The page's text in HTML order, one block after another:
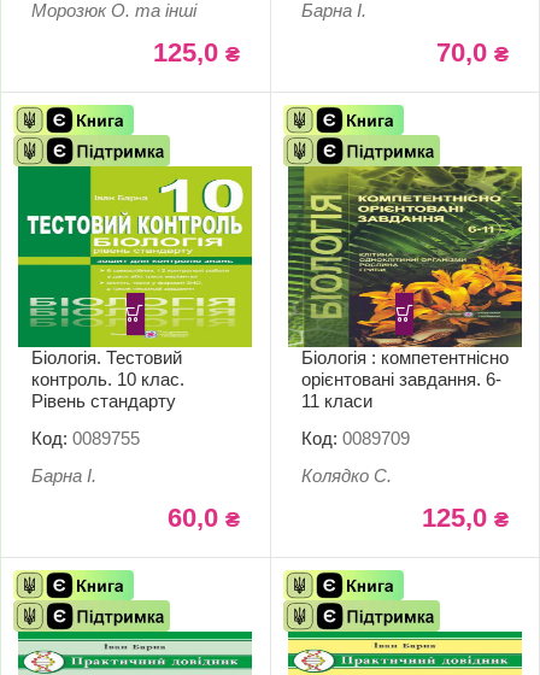
Морозюк О. та інші
125,0 ₴
Барна І.
70,0 ₴
Біологія. Тестовий
контроль. 10 клас.
Рівень стандарту
Код: 0089755
Барна І.
60,0 ₴
Біологія : компетентнісно
орієнтовані завдання. 6-
11 класи
Код: 0089709
Колядко С.
125,0 ₴